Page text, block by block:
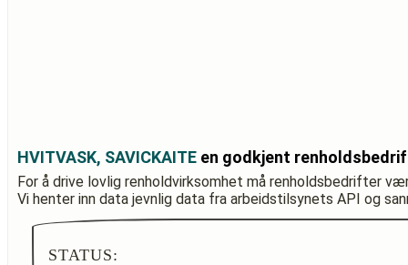
HVITVASK, SAVICKAITE en godkjent
For å drive lovlig renholdvirksomhet må renholdsbedrifter
Vi henter inn data jevnlig data fra arbeidstilsynets API og
STATUS: